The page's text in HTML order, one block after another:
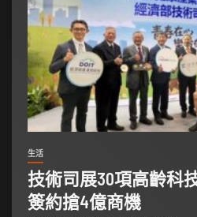
生活
技術司展30項高齡科
簽約搶4億商機